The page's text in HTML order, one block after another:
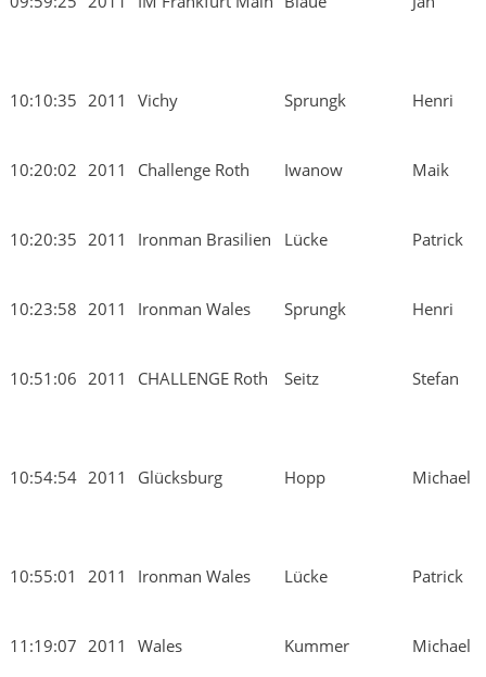
10:10:35 2011 Vichy Sprungk Henri
10:20:02 2011 Challenge Roth Iwanow Maik
10:20:35 2011 Ironman Brasilien Lücke Patrick
10:23:58 2011 Ironman Wales Sprungk Henri
10:51:06 2011 CHALLENGE Roth Seitz Stefan
10:54:54 2011 Glücksburg Hopp Michael
10:55:01 2011 Ironman Wales Lücke Patrick
11:19:07 2011 Wales Kummer Michael